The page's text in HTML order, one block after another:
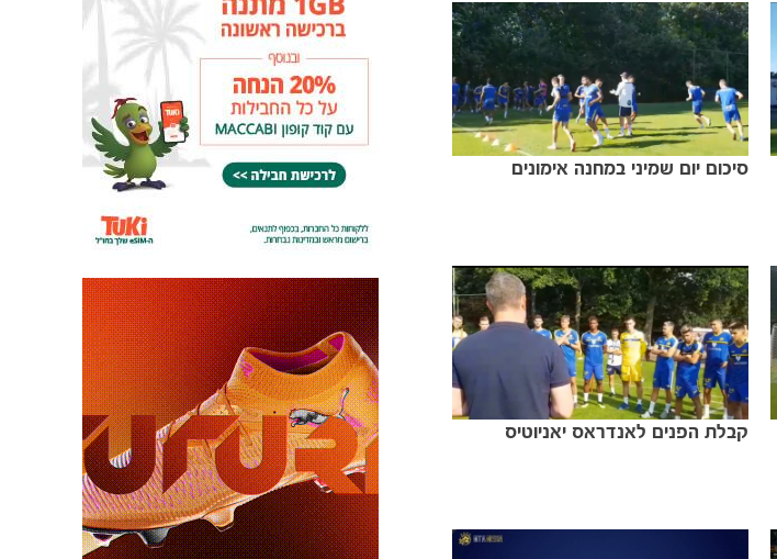
סיכום יום שמיני במחנה אימונים
קבלת הפנים לאנדראס יאניוטיס